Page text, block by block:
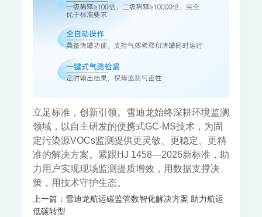
立足标准，创新引领。雪迪龙始终深耕环境监测
领域，以自主研发的便携式GC-MS技术，为固
定污染源VOCs监测提供更灵敏、更稳定、更精
准的解决方案。紧跟HJ 1458—2026新标准，助
力用户实现现场监测提质增效，用数据支撑决
策，用技术守护生态。
上一篇：雪迪龙航运碳监管数智化解决方案 助力航运
低碳转型